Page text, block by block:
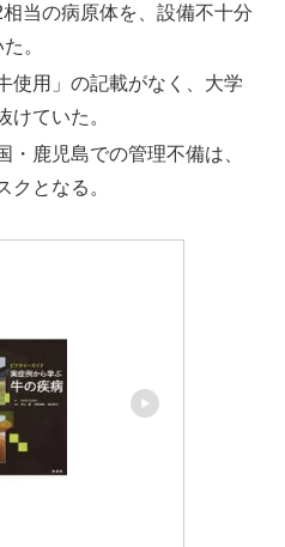
相当の病原体を、設備不十分
。
使用」の記載がなく、大学
けていた。
・鹿児島での管理不備は、
クとなる。